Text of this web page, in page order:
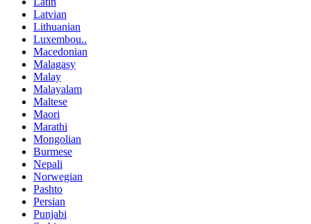
Latvian
Lithuanian
Luxembou..
Macedonian
Malagasy
Malay
Malayalam
Maltese
Maori
Marathi
Mongolian
Burmese
Nepali
Norwegian
Pashto
Persian
Punjabi